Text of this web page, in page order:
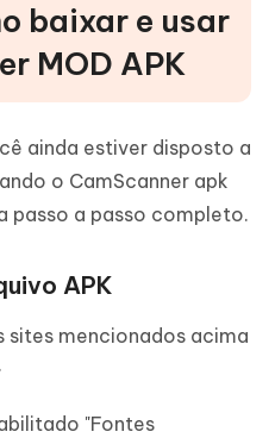
baixar e usar
MOD APK
ainda estiver disposto a
o CamScanner apk
passo a passo completo.
APK
sites mencionados acima
"Fontes